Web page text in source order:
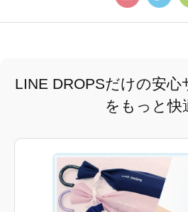
LINE DROPSだけの安心
をもっと快